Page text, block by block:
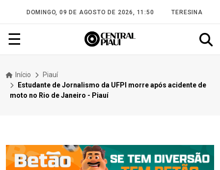
DOMINGO, 09 DE AGOSTO DE 2026, 11:50 TERESINA
☰
Início
Piauí
Estudante de Jornalismo da UFPI morre após acidente de
moto no Rio de Janeiro - Piauí